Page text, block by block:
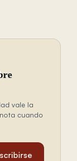
vale la
cuando